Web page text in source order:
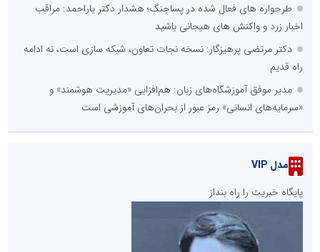
طرحواره های فعال شده در پساجنگ؛ هشدار دکتر یاراحمد: مراقب
اخبار زرد و واکنش های هیجانی باشید
دکتر مرتضی پرهیزگار: نسخه نجات تعاون، شبکه سازی است، نه ادامه
راه قدیم
مدیر موفق آموزشگاه‌های زبان: هم‌افزایی «مدیریت هوشمند» و
«سرمایه‌های انسانی» رمز عبور از بحران‌های آموزشی است
مدل VIP
پایگاه خبریت را راه بنداز